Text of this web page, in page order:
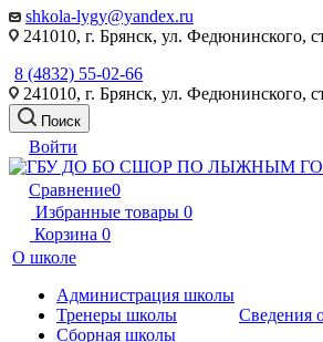
shkola-lygy@yandex.ru
241010, г. Брянск, ул. Федюнинского,
8 (4832) 55-02-66
241010, г. Брянск, ул. Федюнинского,
Поиск
Войти
Сравнение0
Избранные товары 0
Корзина 0
О школе
Администрация школы
Тренеры школы
Сборная школы
Сведения